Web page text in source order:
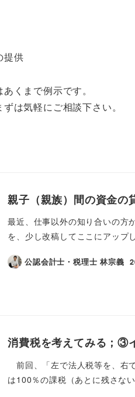
提供
くまで例示です。
は気軽にご相談下さい。
親子（親族）間の資金の
最近、仕事以外の知り合いの方
を、少し改稿してここにアッ
公認会計士・税理士 林宗義
消費税を考えてみる；③
前回、「左で法人税等を、右
は100％の課税（あとに残さな